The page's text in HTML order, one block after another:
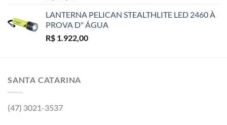
LANTERNA PELICAN STEALTHLITE LED 2460 À
PROVA D" ÁGUA
R$ 1.922,00
SANTA CATARINA
(47) 3021-3537